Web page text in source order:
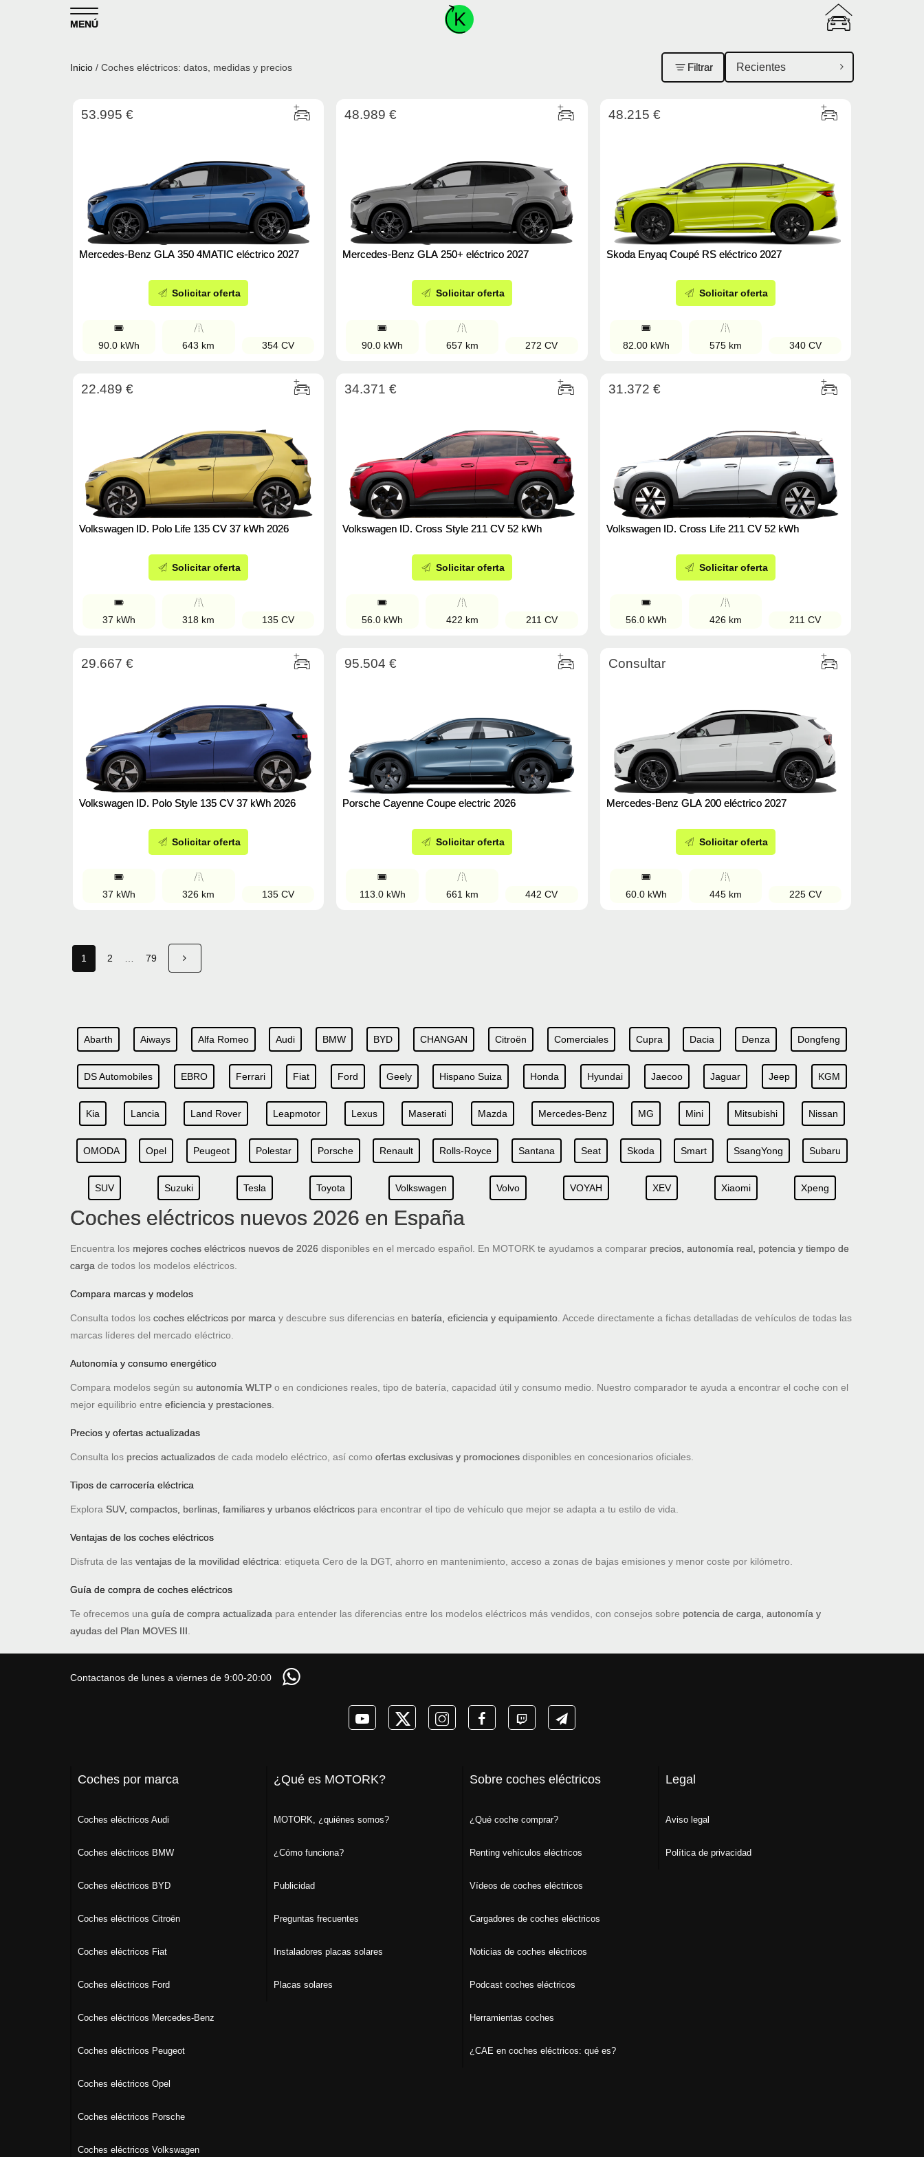
MENÚ
Inicio / Coches eléctricos: datos, medidas y precios Filtrar
53.995 €
Mercedes-Benz GLA 350 4MATIC eléctrico 2027
Solicitar oferta
90.0 kWh 643 km 354 CV
48.989 €
Mercedes-Benz GLA 250+ eléctrico 2027
Solicitar oferta
90.0 kWh 657 km 272 CV
48.215 €
Skoda Enyaq Coupé RS eléctrico 2027
Solicitar oferta
82.00 kWh 575 km 340 CV
22.489 €
Volkswagen ID. Polo Life 135 CV 37 kWh 2026
Solicitar oferta
37 kWh 318 km 135 CV
34.371 €
Volkswagen ID. Cross Style 211 CV 52 kWh
Solicitar oferta
56.0 kWh 422 km 211 CV
31.372 €
Volkswagen ID. Cross Life 211 CV 52 kWh
Solicitar oferta
56.0 kWh 426 km 211 CV
29.667 €
Volkswagen ID. Polo Style 135 CV 37 kWh 2026
Solicitar oferta
37 kWh 326 km 135 CV
95.504 €
Porsche Cayenne Coupe electric 2026
Solicitar oferta
113.0 kWh 661 km 442 CV
Consultar
Mercedes-Benz GLA 200 eléctrico 2027
Solicitar oferta
60.0 kWh 445 km 225 CV
1 2 … 79
Abarth Aiways Alfa Romeo Audi BMW BYD CHANGAN Citroën Comerciales Cupra Dacia Denza Dongfeng
DS Automobiles EBRO Ferrari Fiat Ford Geely Hispano Suiza Honda Hyundai Jaecoo Jaguar Jeep KGM
Kia Lancia Land Rover Leapmotor Lexus Maserati Mazda Mercedes-Benz MG Mini Mitsubishi Nissan
OMODA Opel Peugeot Polestar Porsche Renault Rolls-Royce Santana Seat Skoda Smart SsangYong Subaru
SUV Suzuki Tesla Toyota Volkswagen Volvo VOYAH XEV Xiaomi Xpeng
Coches eléctricos nuevos 2026 en España
Encuentra los mejores coches eléctricos nuevos de 2026 disponibles en el mercado español. En MOTORK te ayudamos a comparar precios, autonomía real, potencia y tiempo de
carga de todos los modelos eléctricos.
Compara marcas y modelos
Consulta todos los coches eléctricos por marca y descubre sus diferencias en batería, eficiencia y equipamiento. Accede directamente a fichas detalladas de vehículos de todas las
marcas líderes del mercado eléctrico.
Autonomía y consumo energético
Compara modelos según su autonomía WLTP o en condiciones reales, tipo de batería, capacidad útil y consumo medio. Nuestro comparador te ayuda a encontrar el coche con el
mejor equilibrio entre eficiencia y prestaciones.
Precios y ofertas actualizadas
Consulta los precios actualizados de cada modelo eléctrico, así como ofertas exclusivas y promociones disponibles en concesionarios oficiales.
Tipos de carrocería eléctrica
Explora SUV, compactos, berlinas, familiares y urbanos eléctricos para encontrar el tipo de vehículo que mejor se adapta a tu estilo de vida.
Ventajas de los coches eléctricos
Disfruta de las ventajas de la movilidad eléctrica: etiqueta Cero de la DGT, ahorro en mantenimiento, acceso a zonas de bajas emisiones y menor coste por kilómetro.
Guía de compra de coches eléctricos
Te ofrecemos una guía de compra actualizada para entender las diferencias entre los modelos eléctricos más vendidos, con consejos sobre potencia de carga, autonomía y
ayudas del Plan MOVES III.
Contactanos de lunes a viernes de 9:00-20:00
Coches por marca
Coches eléctricos Audi
Coches eléctricos BMW
Coches eléctricos BYD
Coches eléctricos Citroën
Coches eléctricos Fiat
Coches eléctricos Ford
Coches eléctricos Mercedes-Benz
Coches eléctricos Peugeot
Coches eléctricos Opel
Coches eléctricos Porsche
Coches eléctricos Volkswagen
¿Qué es MOTORK?
MOTORK, ¿quiénes somos?
¿Cómo funciona?
Publicidad
Preguntas frecuentes
Instaladores placas solares
Placas solares
Sobre coches eléctricos
¿Qué coche comprar?
Renting vehículos eléctricos
Vídeos de coches eléctricos
Cargadores de coches eléctricos
Noticias de coches eléctricos
Podcast coches eléctricos
Herramientas coches
¿CAE en coches eléctricos: qué es?
Legal
Aviso legal
Política de privacidad